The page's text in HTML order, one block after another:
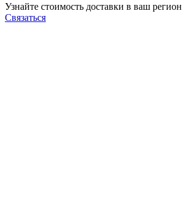
Узнайте стоимость доставки в ваш регион
Связаться